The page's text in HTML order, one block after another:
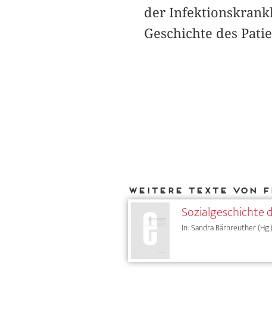
der
Geschichte des
Weitere Texte von
Sozialgeschichte
In: Sandra Bärnreuther